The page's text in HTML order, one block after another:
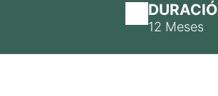
12 Meses